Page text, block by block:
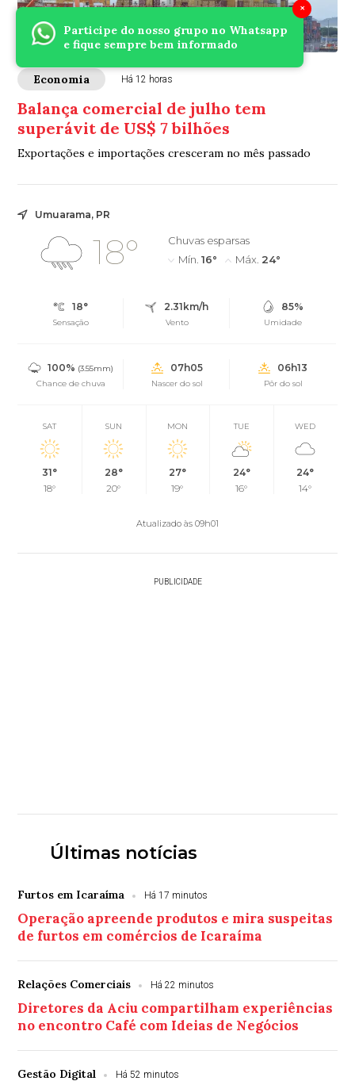
×
Participe do nosso grupo no Whatsapp
e fique sempre bem informado
Economia Há 12 horas
Balança comercial de julho tem
superávit de US$ 7 bilhões
Exportações e importações cresceram no mês passado
Umuarama, PR
18°
Chuvas esparsas
Mín. 16° Máx. 24°
18°
Sensação
2.31km/h
Vento
85%
Umidade
100% (3.55mm)
Chance de chuva
07h05
Nascer do sol
06h13
Pôr do sol
SAT
31°
18°
SUN
28°
20°
MON
27°
19°
TUE
24°
16°
WED
24°
14°
Atualizado às 09h01
PUBLICIDADE
Últimas notícias
Furtos em Icaraíma Há 17 minutos
Operação apreende produtos e mira suspeitas
de furtos em comércios de Icaraíma
Relações Comerciais Há 22 minutos
Diretores da Aciu compartilham experiências
no encontro Café com Ideias de Negócios
Gestão Digital Há 52 minutos